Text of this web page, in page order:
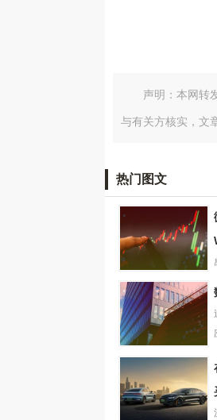
声明：本网转
与有关方核实，文
热门图文
微星/华擎宣布新
款Z790主板：支
持Wi-Fi7
数字经济时代如
何拧紧“安全阀”？